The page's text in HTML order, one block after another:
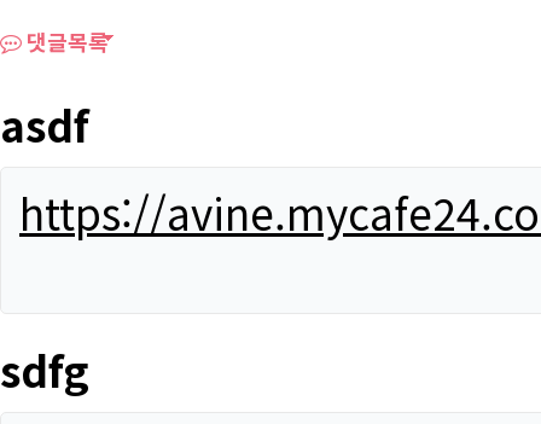
댓글목록
asdf
https://
sdfg